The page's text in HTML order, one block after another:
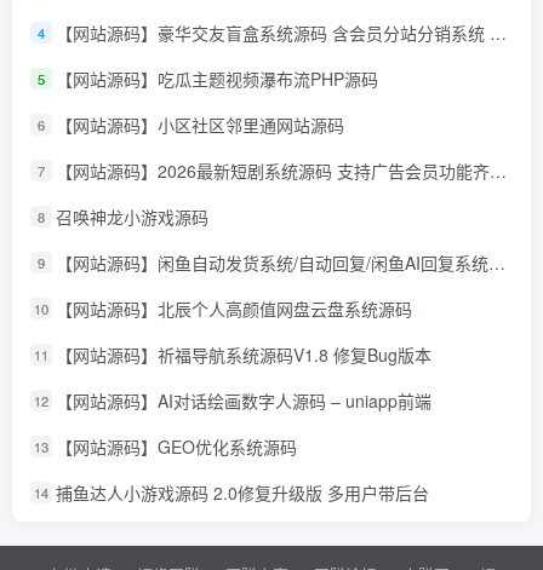
4 【网站源码】豪华交友盲盒系统源码 含会员分站分销系统 可易支付
5 【网站源码】吃瓜主题视频瀑布流PHP源码
6 【网站源码】小区社区邻里通网站源码
7 【网站源码】2026最新短剧系统源码 支持广告会员功能齐全短剧源码
8 召唤神龙小游戏源码
9 【网站源码】闲鱼自动发货系统/自动回复/闲鱼AI回复系统源码
10 【网站源码】北辰个人高颜值网盘云盘系统源码
11 【网站源码】祈福导航系统源码V1.8 修复Bug版本
12 【网站源码】AI对话绘画数字人源码 – uniapp前端
13 【网站源码】GEO优化系统源码
14 捕鱼达人小游戏源码 2.0修复升级版 多用户带后台